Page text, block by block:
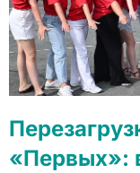
«Первых»: